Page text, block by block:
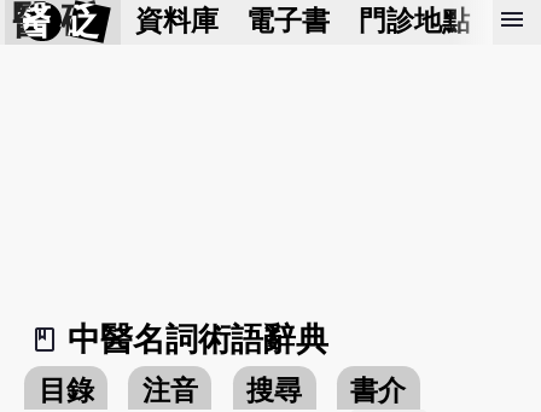
醫 砭 資料庫 電子書 門診地點 預
menu
book_2
中醫名詞術語辭典
目錄 注音 搜尋
書介